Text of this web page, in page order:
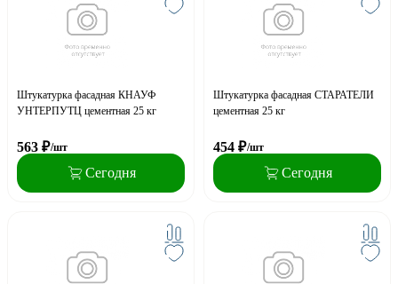
Штукатурка фасадная КНАУФ
УНТЕРПУТЦ цементная 25 кг
563 ₽/шт
Сегодня
Штукатурка фасадная СТАРАТЕЛИ
цементная 25 кг
454 ₽/шт
Сегодня